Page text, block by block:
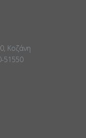
Κοζάνη
51550